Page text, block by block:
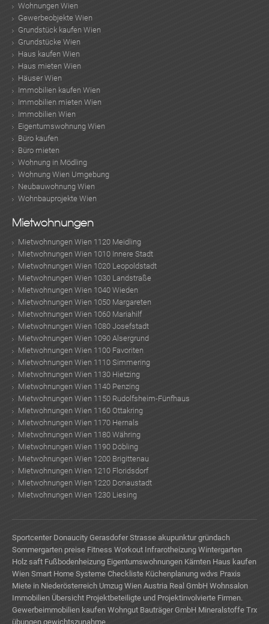
Wohnungen Wien
Gewerbeobjekte Wien
Grundstück kaufen Wien
Grundstücke Wien
Haus kaufen Wien
Haus mieten Wien
Häuser Wien
Immobilien kaufen Wien
Immobilien mieten Wien
Immobilien Wien
Eigentumswohnung Wien
Büro kaufen
Büro mieten
Wohnung in Mödling
Wohnung Wien Umgebung
Neubauwohnung Wien
Wohnbauprojekte Wien
Mietwohnungen
Mietwohnungen Wien 1120 Meidling
Mietwohnungen Wien 1010 Innere Stadt
Mietwohnungen Wien 1020 Leopoldstadt
Mietwohnungen Wien 1030 Landstraße
Mietwohnungen Wien 1040 Wieden
Mietwohnungen Wien 1050 Margareten
Mietwohnungen Wien 1060 Mariahilf
Mietwohnungen Wien 1080 Josefstadt
Mietwohnungen Wien 1090 Alsergrund
Mietwohnungen Wien 1100 Favoriten
Mietwohnungen Wien 1110 Simmering
Mietwohnungen Wien 1130 Hietzing
Mietwohnungen Wien 1140 Penzing
Mietwohnungen Wien 1150 Rudolfsheim-Fünfhaus
Mietwohnungen Wien 1160 Ottakring
Mietwohnungen Wien 1170 Hernals
Mietwohnungen Wien 1180 Währing
Mietwohnungen Wien 1190 Döbling
Mietwohnungen Wien 1200 Brigittenau
Mietwohnungen Wien 1210 Floridsdorf
Mietwohnungen Wien 1220 Donaustadt
Mietwohnungen Wien 1230 Liesing
Sportcenter Donaucity Gerasdofer Strasse akupunktur gründach
Sommergarten preise Fitness Workout Infrarotheizung Wintergarten
Holz saft Fußbodenheizung Eigentumswohnungen Kärnten Haus kaufen
Wien Smart Home Systeme Checkliste Küchenplanung wdvs Praxis
Miete in Niederösterreich Umzug Wien Austria Real GmbH Wohnsalon
Immobilien Übersicht Projektbeteiligte und Projektinvolvierte Firmen.
Gewerbeimmobilien kaufen Wohngut Bauträger GmbH Mineralstoffe Trx
übungen gewichtszunahme